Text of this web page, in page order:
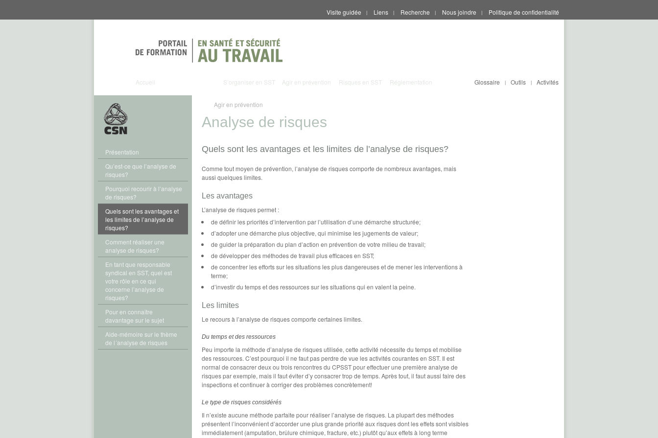
au
au
Visite guidée | Liens | Recherche | Nous joindre | Politique de confidentialité
Accueil S’organiser en SST Agir en prévention Risques en SST Réglementation Activités
Outils |
Glossaire |
Présentation
Qu’est-ce que l’analyse de
risques?
Pourquoi recourir à l’analyse
de risques?
Quels sont les avantages et
les limites de l’analyse de
risques?
Comment réaliser une
analyse de risques?
En tant que responsable
syndical en SST, quel est
votre rôle en ce qui
concerne l’analyse de
risques?
Pour en connaître
davantage sur le sujet
Aide-mémoire sur le thème
de l´analyse de risques
Agir en prévention
Analyse de risques
Quels sont les avantages et les limites de l’analyse de risques?
Comme tout moyen de prévention, l’analyse de risques comporte de nombreux avantages, mais
aussi quelques limites.
Les avantages
L’analyse de risques permet :
de définir les priorités d’intervention par l’utilisation d’une démarche structurée;
d’adopter une démarche plus objective, qui minimise les jugements de valeur;
de guider la préparation du plan d’action en prévention de votre milieu de travail;
de développer des méthodes de travail plus efficaces en SST;
de concentrer les efforts sur les situations les plus dangereuses et de mener les interventions à
terme;
d’investir du temps et des ressources sur les situations qui en valent la peine.
Les limites
Le recours à l’analyse de risques comporte certaines limites.
Du temps et des ressources
Peu importe la méthode d’analyse de risques utilisée, cette activité nécessite du temps et mobilise
des ressources. C’est pourquoi il ne faut pas perdre de vue les activités courantes en SST. Il est
normal de consacrer deux ou trois rencontres du CPSST pour effectuer une première analyse de
risques par exemple, mais il faut éviter d’y consacrer trop de temps. Après tout, il faut aussi faire des
inspections et continuer à corriger des problèmes concrètement!
Le type de risques considérés
Il n’existe aucune méthode parfaite pour réaliser l’analyse de risques. La plupart des méthodes
présentent l’inconvénient d’accorder une plus grande priorité aux risques dont les effets sont visibles
immédiatement (amputation, brûlure chimique, fracture, etc.) plutôt qu’aux effets à long terme